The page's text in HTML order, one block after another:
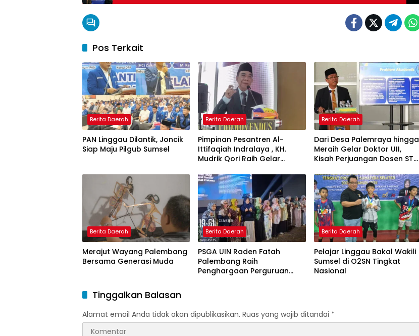
Pos Terkait
Berita Daerah
PAN Linggau Dilantik, Joncik
Siap Maju Pilgub Sumsel
Berita Daerah
Pimpinan Pesantren Al-
Ittifaqiah Indralaya , KH.
Mudrik Qori Raih Gelar
Model Pembelajaran
Nagham Al-Qur’an di UMM
Berita Daerah
Dari Desa Palemraya hingga
Meraih Gelar Doktor UII,
Kisah Perjuangan Dosen STAI
Menjadi Driver Taksi Online
Berita Daerah
Merajut Wayang Palembang
Bersama Generasi Muda
Berita Daerah
PSGA UIN Raden Fatah
Palembang Raih
Penghargaan Perguruan
Berita Daerah
Pelajar Linggau Bakal Wakili
Sumsel di O2SN Tingkat
Nasional
Tinggalkan Balasan
Alamat email Anda tidak akan dipublikasikan. Ruas yang wajib ditandai *